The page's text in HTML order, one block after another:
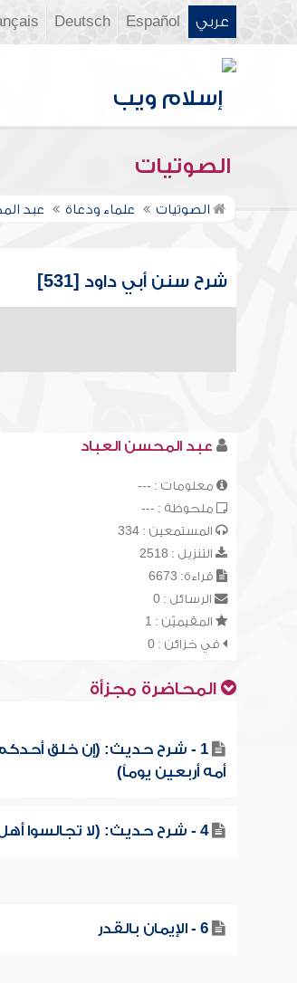
عربي Español
Deutsch
الصوتيات
الصوتيات علماء ودعاة عبد
شرح سنن أبي داود [531]
عبد المحسن العباد
معلومات : ---
ملحوظة : ---
المستمعين : 334
التنزيل : 2518
قراءة: 6673
الرسائل : 0
المقيميّن : 1
في خزائن : 0
المحاضرة مجزأة
1 - شرح حديث: (إن خلق
أمه أربعين يوماً)
4 - شرح حديث: (لا تجالسوا أهل القدر)
6 - الإيمان بالقدر